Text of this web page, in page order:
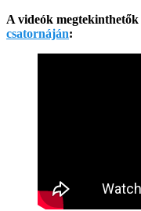
A videók megtekinthetők
csatornáján: